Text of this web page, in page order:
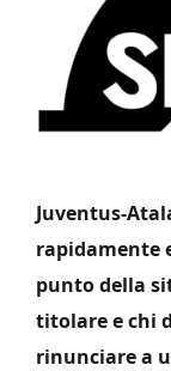
Juventus-
rapidamente
punto della
titolare e chi
rinunciare a